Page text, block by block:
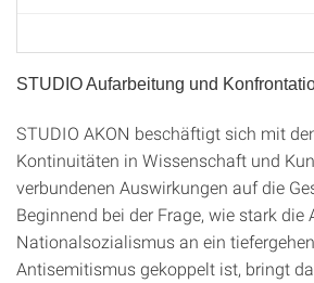
STUDIO Aufarbeitung und
STUDIO AKON beschäftigt sich mit
Kontinuitäten in Wissenschaft und
verbundenen Auswirkungen auf die
Beginnend bei der Frage, wie stark die
Nationalsozialismus an ein
Antisemitismus gekoppelt ist, bringt